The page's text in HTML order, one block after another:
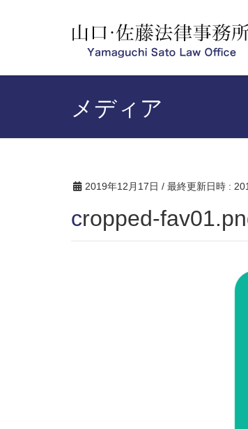
メディア
2019年12月17日 / 最終更新日時 :
cropped-